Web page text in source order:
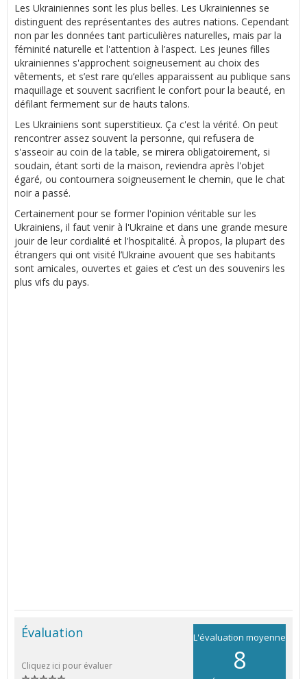
Les Ukrainiennes sont les plus belles. Les Ukrainiennes se
distinguent des représentantes des autres nations. Cependant
non par les données tant particulières naturelles, mais par la
féminité naturelle et l'attention à l’aspect. Les jeunes filles
ukrainiennes s'approchent soigneusement au choix des
vêtements, et s’est rare qu’elles apparaissent au publique sans
maquillage et souvent sacrifient le confort pour la beauté, en
défilant fermement sur de hauts talons.
Les Ukrainiens sont superstitieux. Ça c'est la vérité. On peut
rencontrer assez souvent la personne, qui refusera de
s'asseoir au coin de la table, se mirera obligatoirement, si
soudain, étant sorti de la maison, reviendra après l'objet
égaré, ou contournera soigneusement le chemin, que le chat
noir a passé.
Certainement pour se former l'opinion véritable sur les
Ukrainiens, il faut venir à l'Ukraine et dans une grande mesure
jouir de leur cordialité et l'hospitalité. À propos, la plupart des
étrangers qui ont visité l’Ukraine avouent que ses habitants
sont amicales, ouvertes et gaies et c’est un des souvenirs les
plus vifs du pays.
L'évaluation moyenne
8
Évaluation
Cliquez ici pour évaluer